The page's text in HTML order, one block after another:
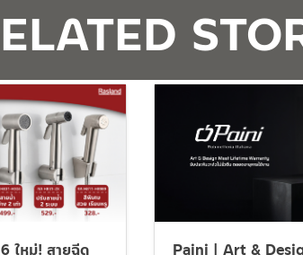
ใหม่! สายฉีด
Paini | Art &